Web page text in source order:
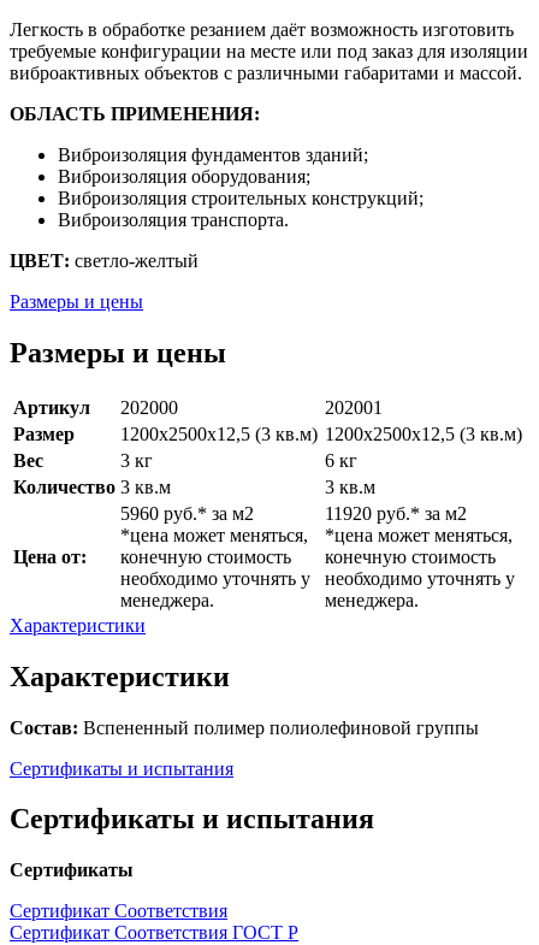
Легкость в обработке резанием даёт возможность изготовить
требуемые конфигурации на месте или под заказ для изоляции
виброактивных объектов с различными габаритами и массой.
ОБЛАСТЬ ПРИМЕНЕНИЯ:
Виброизоляция фундаментов зданий;
Виброизоляция оборудования;
Виброизоляция строительных конструкций;
Виброизоляция транспорта.
ЦВЕТ: светло-желтый
Размеры и цены
Размеры и цены
Артикул 202000
202001
Размер
1200х2500х12,5 (3 кв.м) 1200х2500х12,5 (3 кв.м)
Вес
3 кг
6 кг
Количество 3 кв.м 3 кв.м
Цена от:
5960 руб.* за м2
*цена может меняться,
конечную стоимость
необходимо уточнять у
менеджера.
11920 руб.* за м2
*цена может меняться,
конечную стоимость
необходимо уточнять у
менеджера.
Характеристики
Характеристики
Состав: Вспененный полимер полиолефиновой группы
Сертификаты и испытания
Сертификаты и испытания
Сертификаты
Сертификат Соответствия
Сертификат Соответствия ГОСТ Р